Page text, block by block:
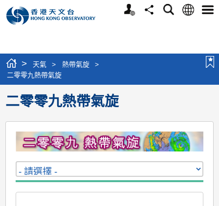
個
分
搜
語
選
> 天氣 > 熱帶氣旋
>
二零零九熱帶氣旋
二零零九熱帶氣旋